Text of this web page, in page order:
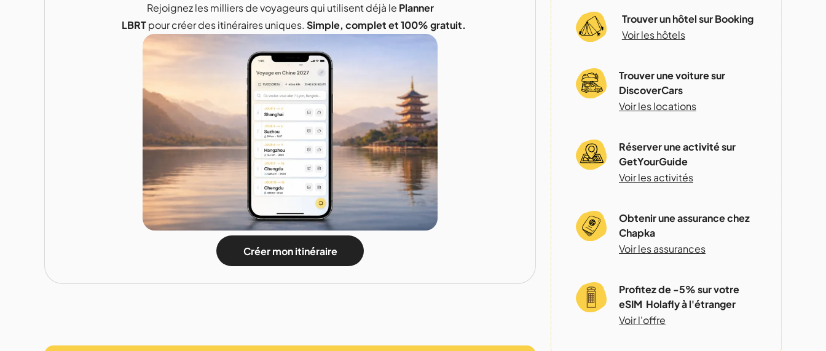
Rejoignez les milliers de voyageurs qui utilisent déjà le Planner
LBRTpour créer des itinéraires uniques. Simple, complet et 100% gratuit.
Créer mon itinéraire
Trouver un hôtel sur Booking
Voir les hôtels
Trouver une voiture sur
DiscoverCars
Voir les locations
Réserver une activité sur
GetYourGuide
Voir les activités
Obtenir une assurance chez
Chapka
Voir les assurances
Profitez de -5% sur votre
eSIM Holafly à l'étranger
Voir l'offre